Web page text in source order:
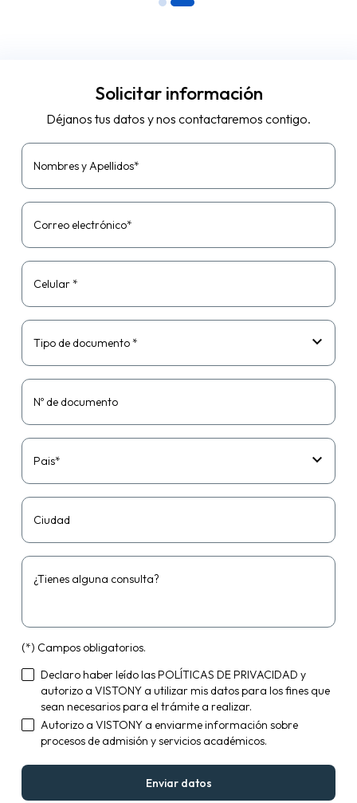
Solicitar información
Déjanos tus datos y nos contactaremos contigo.
Nombres y Apellidos*
Correo electrónico*
Celular *
Tipo de documento *
Nº de documento
Pais*
Ciudad
¿Tienes alguna consulta?
(*) Campos obligatorios.
Declaro haber leído lasPOLÍTICAS DE PRIVACIDAD y
autorizo a VISTONY a utilizar mis datos para los fines que
sean necesarios para el trámite a realizar.
Autorizo a VISTONY a enviarme información sobre
procesos de admisión y servicios académicos.